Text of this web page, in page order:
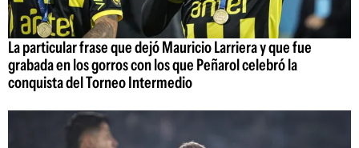
La particular frase que dejó Mauricio Larriera y que fue
grabada en los gorros con los que Peñarol celebró la
conquista del Torneo Intermedio